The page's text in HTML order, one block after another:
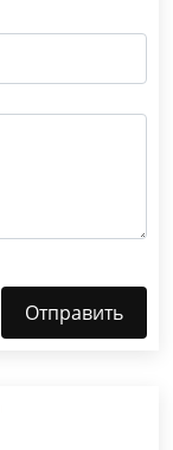
Отправить